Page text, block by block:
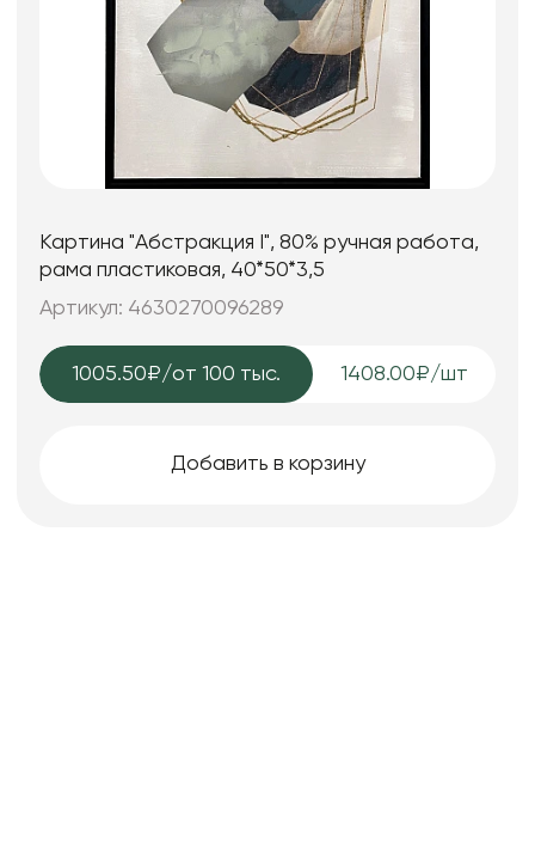
Картина "Абстракция I", 80% ручная работа,
рама пластиковая, 40*50*3,5
Артикул: 4630270096289
1005.50₽/от 100 тыс. 1408.00₽/шт
Добавить в корзину